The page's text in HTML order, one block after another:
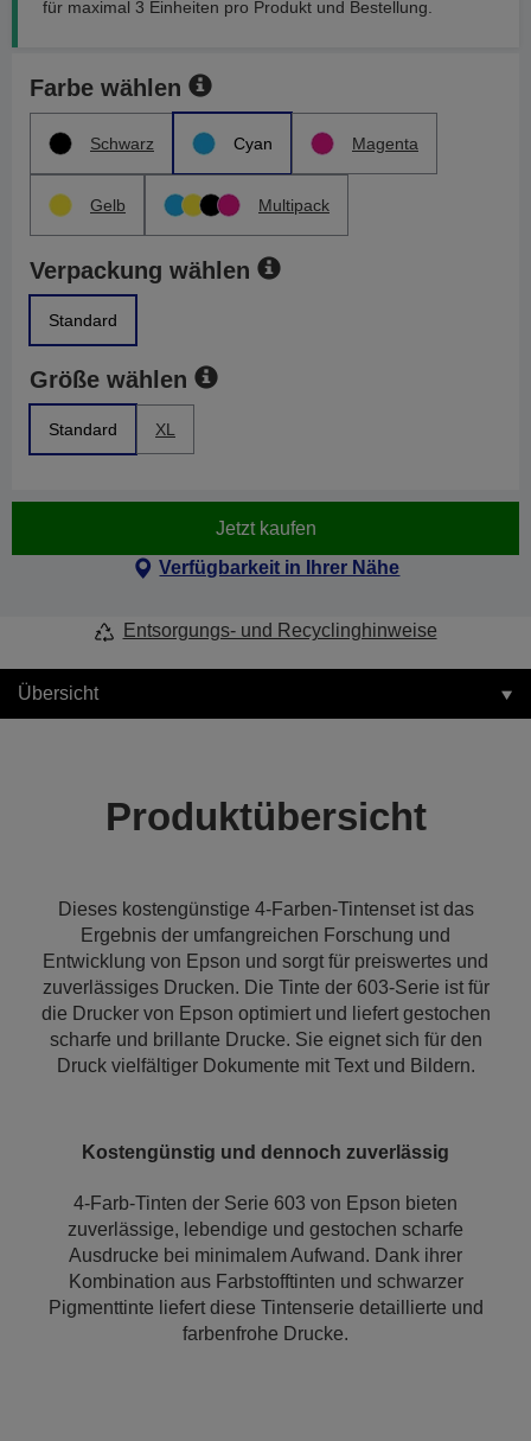
für maximal 3 Einheiten pro Produkt und Bestellung.
Farbe wählen
Schwarz Cyan Magenta
Gelb Multipack
Verpackung wählen
Standard
Größe wählen
Standard XL
Jetzt kaufen
Verfügbarkeit in Ihrer Nähe
Entsorgungs- und Recyclinghinweise
Übersicht
Produktübersicht
Dieses kostengünstige 4-Farben-Tintenset ist das
Ergebnis der umfangreichen Forschung und
Entwicklung von Epson und sorgt für preiswertes und
zuverlässiges Drucken. Die Tinte der 603-Serie ist für
die Drucker von Epson optimiert und liefert gestochen
scharfe und brillante Drucke. Sie eignet sich für den
Druck vielfältiger Dokumente mit Text und Bildern.
‬Kostengünstig und dennoch zuverlässig
4-Farb-Tinten der Serie 603 von Epson bieten
zuverlässige, lebendige und gestochen scharfe
Ausdrucke bei minimalem Aufwand. Dank ihrer
Kombination aus Farbstofftinten und schwarzer
Pigmenttinte liefert diese Tintenserie detaillierte und
farbenfrohe Drucke.